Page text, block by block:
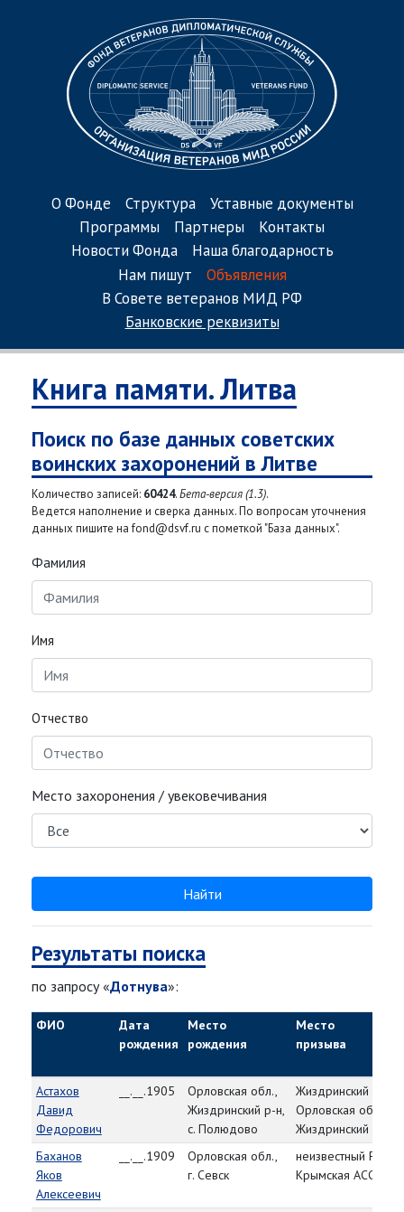
О Фонде Структура
Уставные документы
Программы
Партнеры
Контакты
Новости Фонда
Наша благодарность
Нам пишут
Объявления
В Совете ветеранов МИД РФ
Банковские реквизиты
Книга памяти. Литва
Поиск по базе данных советских
воинских захоронений в Литве
Количество записей: 60424.Бета-версия (1.3).
Ведется наполнение и сверка данных. По вопросам уточнения
данных пишите на fond@dsvf.ru с пометкой "База данных".
Фамилия
Имя
Отчество
Место захоронения / увековечивания
Найти
Результаты поиска
по запросу «Дотнува»:
ФИО
Дата
рождения
Место
рождения
Место
призыва
Астахов
Давид
Федорович
__.__.1905
Орловская обл.,
Жиздринский р-н,
с. Полюдово
Жиздринский РВК,
Орловская обл.,
Жиздринский р-н
Баханов
Яков
Алексеевич
__.__.1909
Орловская обл.,
г. Севск
неизвестный РВК,
Крымская АССР